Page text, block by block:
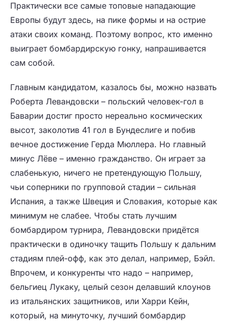
Практически все самые топовые нападающие
Европы будут здесь, на пике формы и на острие
атаки своих команд. Поэтому вопрос, кто именно
выиграет бомбардирскую гонку, напрашивается
сам собой.
Главным кандидатом, казалось бы, можно назвать
Роберта Левандовски – польский человек-гол в
Баварии достиг просто нереально космических
высот, заколотив 41 гол в Бундеслиге и побив
вечное достижение Герда Мюллера. Но главный
минус Лёве – именно гражданство. Он играет за
слабенькую, ничего не претендующую Польшу,
чьи соперники по групповой стадии – сильная
Испания, а также Швеция и Словакия, которые как
минимум не слабее. Чтобы стать лучшим
бомбардиром турнира, Левандовски придётся
практически в одиночку тащить Польшу к дальним
стадиям плей-офф, как это делал, например, Бэйл.
Впрочем, и конкуренты что надо – например,
бельгиец Лукаку, целый сезон делавший клоунов
из итальянских защитников, или Харри Кейн,
который, на минуточку, лучший бомбардир